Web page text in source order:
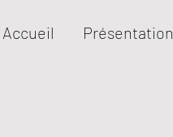
Accueil Présentation